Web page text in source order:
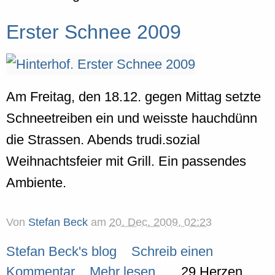
Erster Schnee 2009
Am Freitag, den 18.12. gegen Mittag setzte
Schneetreiben ein und weisste hauchdünn
die Strassen. Abends trudi.sozial
Weihnachtsfeier mit Grill. Ein passendes
Ambiente.
Von Stefan Beck am 20. Dec. 2009, 02:23
Stefan Beck's blog
Schreib einen
Kommentar
Mehr lesen... 29 Herzen